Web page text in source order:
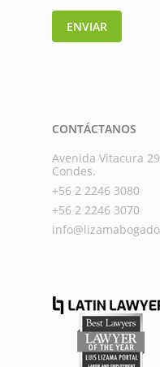
ENVIAR
CONTÁCTANOS
Avenida Vitacura
Condes.
+56 2 2246 3080
+56 2 2246 3070